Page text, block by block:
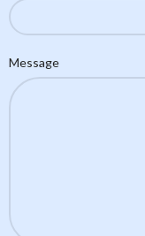
Message